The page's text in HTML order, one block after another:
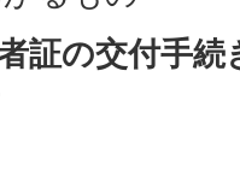
証の交付手